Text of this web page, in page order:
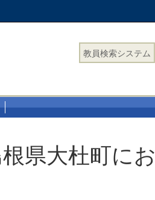
教員検索システム
県大杜町にお